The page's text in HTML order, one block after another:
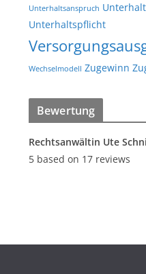
Unterhaltsanspruch
Unterhaltspflicht
Wechselmodell Zugewinn
Bewertung
Rechtsanwältin Ute
5 based on 17 reviews